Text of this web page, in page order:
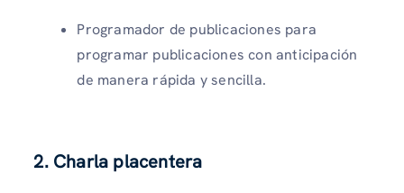
Programador de publicaciones para
programar publicaciones con anticipación
de manera rápida y sencilla.
2. Charla placentera